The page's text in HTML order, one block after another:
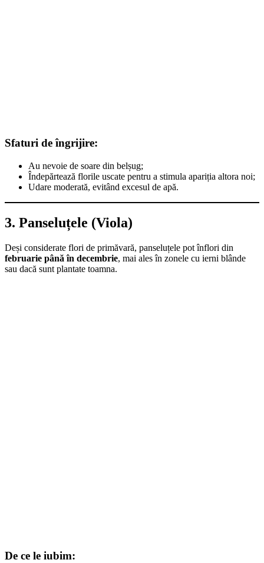
Sfaturi de îngrijire:
Au nevoie de soare din belșug;
Îndepărtează florile uscate pentru a stimula apariția altora noi;
Udare moderată, evitând excesul de apă.
3. Panseluțele (Viola)
Deși considerate flori de primăvară, panseluțele pot înflori din
februarie până în decembrie, mai ales în zonele cu ierni blânde
sau dacă sunt plantate toamna.
De ce le iubim: